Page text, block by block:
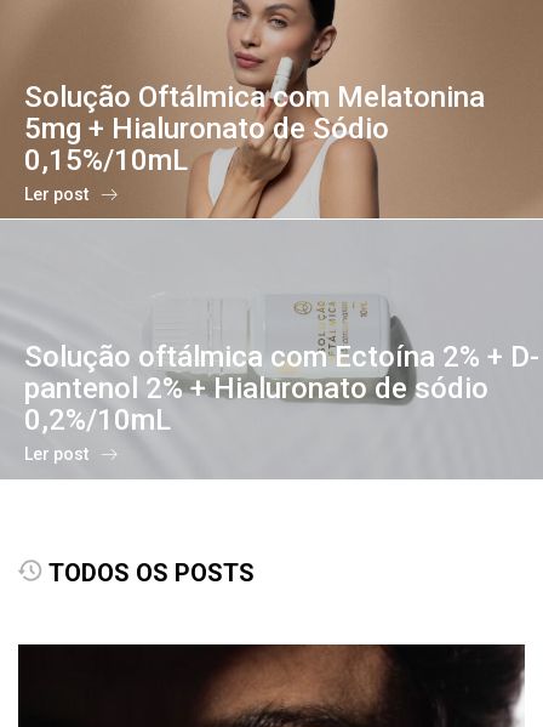
Solução Oftálmica com Melatonina
5mg + Hialuronato de Sódio
0,15%/10mL
Ler post
Solução oftálmica com Ectoína 2% + D-
pantenol 2% + Hialuronato de sódio
0,2%/10mL
Ler post
TODOS OS POSTS